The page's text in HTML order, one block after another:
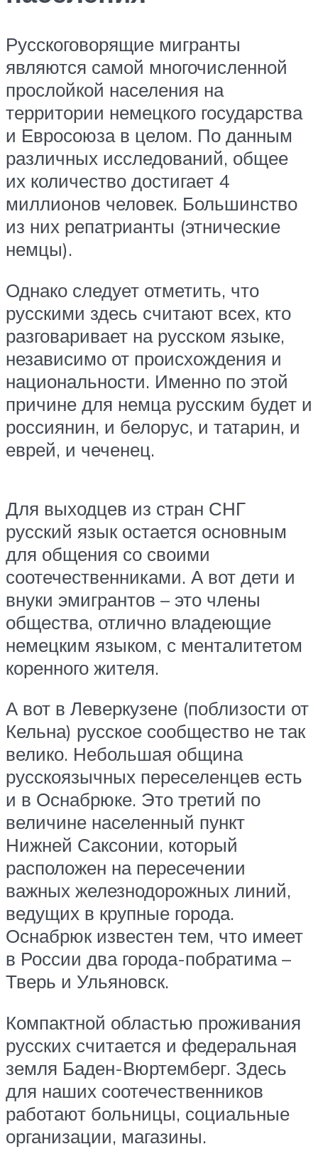
Русскоговорящие мигранты
являются самой многочисленной
прослойкой населения на
территории немецкого государства
и Евросоюза в целом. По данным
различных исследований, общее
их количество достигает 4
миллионов человек. Большинство
из них репатрианты (этнические
немцы).
Однако следует отметить, что
русскими здесь считают всех, кто
разговаривает на русском языке,
независимо от происхождения и
национальности. Именно по этой
причине для немца русским будет и
россиянин, и белорус, и татарин, и
еврей, и чеченец.
Для выходцев из стран СНГ
русский язык остается основным
для общения со своими
соотечественниками. А вот дети и
внуки эмигрантов – это члены
общества, отлично владеющие
немецким языком, с менталитетом
коренного жителя.
А вот в Леверкузене (поблизости от
Кельна) русское сообщество не так
велико. Небольшая община
русскоязычных переселенцев есть
и в Оснабрюке. Это третий по
величине населенный пункт
Нижней Саксонии, который
расположен на пересечении
важных железнодорожных линий,
ведущих в крупные города.
Оснабрюк известен тем, что имеет
в России два города-побратима –
Тверь и Ульяновск.
Компактной областью проживания
русских считается и федеральная
земля Баден-Вюртемберг. Здесь
для наших соотечественников
работают больницы, социальные
организации, магазины.